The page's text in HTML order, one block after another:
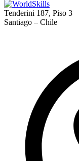
Tenderini 187, Piso 3
Santiago – Chile